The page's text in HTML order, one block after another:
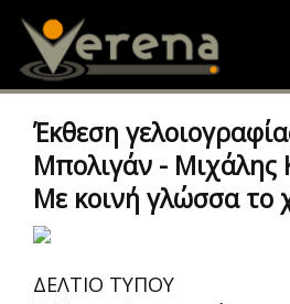
content
Έκθεση
Μπολιγάν - Μιχάλης
Με κοινή γλώσσα το
ΔΕΛΤΙΟ ΤΥΠΟΥ